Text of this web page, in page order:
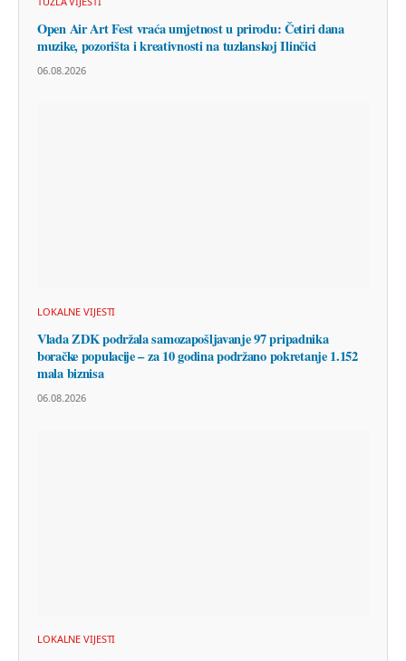
Open Air Art Fest vraća umjetnost u prirodu: Četiri dana
muzike, pozorišta i kreativnosti na tuzlanskoj Ilinčici
06.08.2026
LOKALNE VIJESTI
Vlada ZDK podržala samozapošljavanje 97 pripadnika
boračke populacije – za 10 godina podržano pokretanje 1.152
mala biznisa
06.08.2026
LOKALNE VIJESTI